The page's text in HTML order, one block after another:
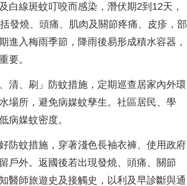
白線斑蚊叮咬而感染，潛伏期2到12天，
發燒、頭痛、肌肉及關節疼痛、皮疹，部
進入梅雨季節，降雨後易形成積水容器，
要。
清、刷」防蚊措施，定期巡查居家內外環
場所，避免病媒蚊孳生。社區居民、學
病媒蚊密度。
防蚊措施，穿著淺色長袖衣褲、使用政府
戶外。返國後若出現發燒、頭痛、關節
醫師旅遊史及接觸史，以利及早診斷與通